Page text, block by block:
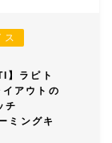
ラピト
アウトの
チ
ミングキ